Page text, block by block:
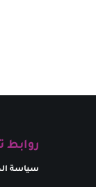
روابط
سياسة